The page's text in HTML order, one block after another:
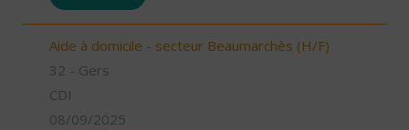
Aide à domicile - secteur Beaumarchès (H/F)
32 - Gers
CDI
08/09/2025